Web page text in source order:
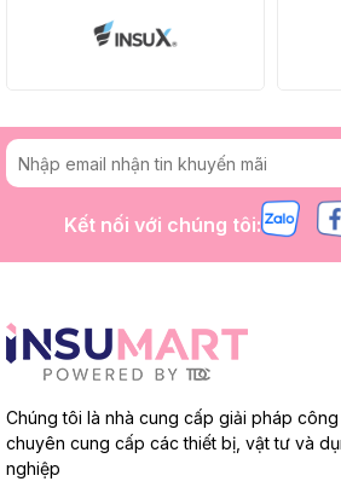
Kết nối với chúng tôi:
Chúng tôi là nhà cung cấp giải pháp công
chuyên cung cấp các thiết bị, vật tư và
nghiệp